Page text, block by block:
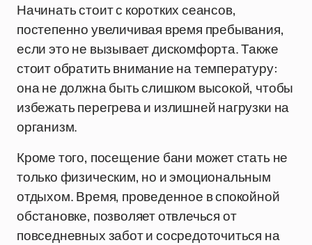
Начинать стоит с коротких сеансов,
постепенно увеличивая время пребывания,
если это не вызывает дискомфорта. Также
стоит обратить внимание на температуру:
она не должна быть слишком высокой, чтобы
избежать перегрева и излишней нагрузки на
организм.
Кроме того, посещение бани может стать не
только физическим, но и эмоциональным
отдыхом. Время, проведенное в спокойной
обстановке, позволяет отвлечься от
повседневных забот и сосредоточиться на